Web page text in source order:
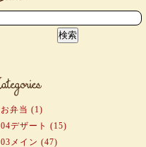
お弁当 (1)
04デザート (15)
03メイン (47)